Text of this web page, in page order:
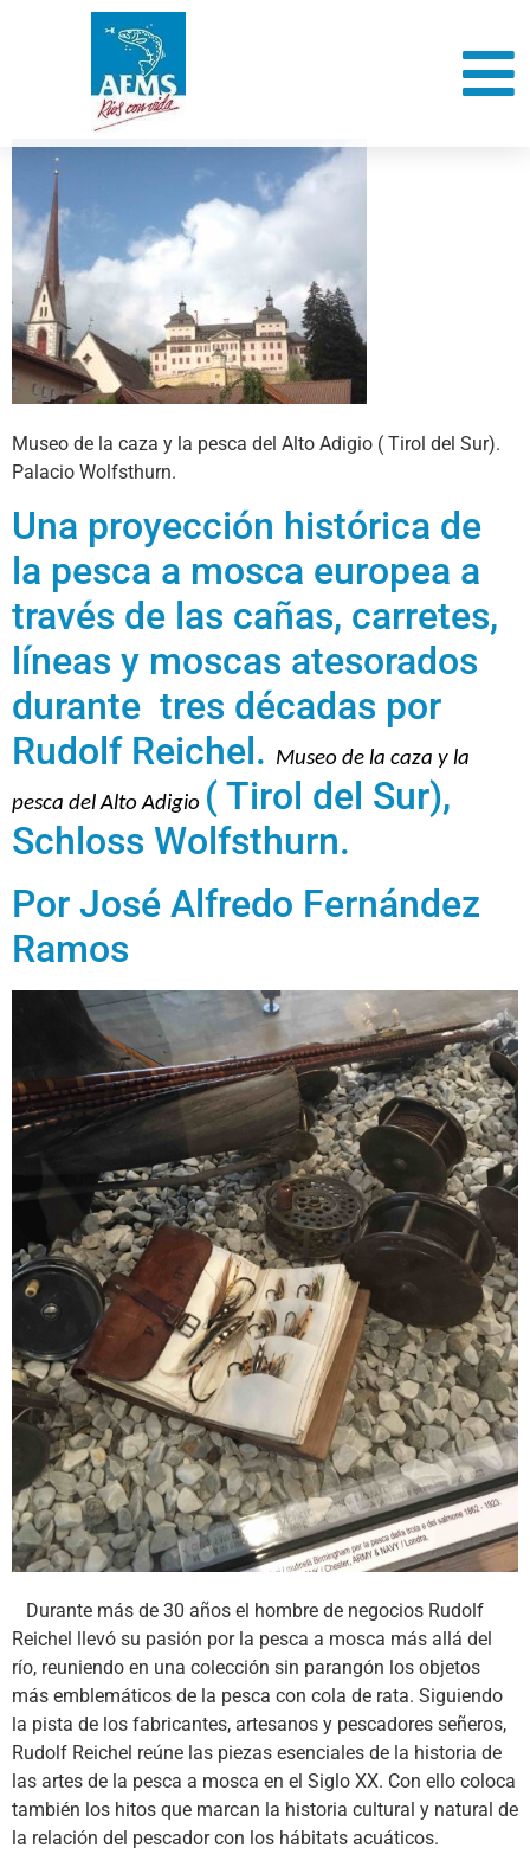
Museo de la caza y la pesca del Alto Adigio ( Tirol del Sur).
Palacio Wolfsthurn.
Una proyección histórica de
la pesca a mosca europea a
través de las cañas, carretes,
líneas y moscas atesorados
durante tres décadas por
Rudolf Reichel. Museo de la caza y la
pesca del Alto Adigio ( Tirol del Sur),
Schloss Wolfsthurn.
Por José Alfredo Fernández
Ramos
Durante más de 30 años el hombre de negocios Rudolf
Reichel llevó su pasión por la pesca a mosca más allá del
río, reuniendo en una colección sin parangón los objetos
más emblemáticos de la pesca con cola de rata. Siguiendo
la pista de los fabricantes, artesanos y pescadores señeros,
Rudolf Reichel reúne las piezas esenciales de la historia de
las artes de la pesca a mosca en el Siglo XX. Con ello coloca
también los hitos que marcan la historia cultural y natural de
la relación del pescador con los hábitats acuáticos.